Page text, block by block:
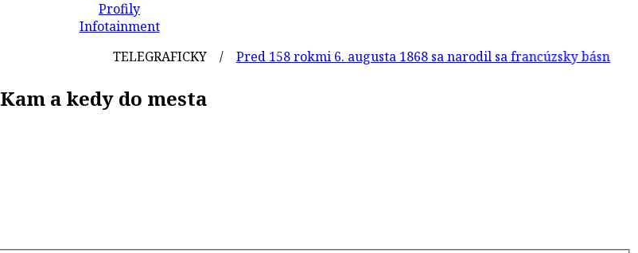
Profily
Infotainment
TELEGRAFICKY /Pred 158 rokmi 6. augusta 1868 sa narodil sa francúzsky básnik,
Kam a kedy do mesta